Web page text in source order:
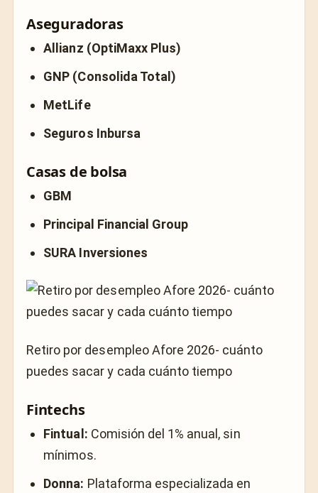
Aseguradoras
Allianz (OptiMaxx Plus)
GNP (Consolida Total)
MetLife
Seguros Inbursa
Casas de bolsa
GBM
Principal Financial Group
SURA Inversiones
Retiro por desempleo Afore 2026- cuánto
puedes sacar y cada cuánto tiempo
Fintechs
Fintual: Comisión del 1% anual, sin
mínimos.
Donna: Plataforma especializada en